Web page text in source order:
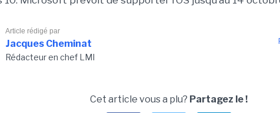
Article rédigé par
Jacques Cheminat
Rédacteur en chef LMI
Cet article vous a plu? Partagez le !